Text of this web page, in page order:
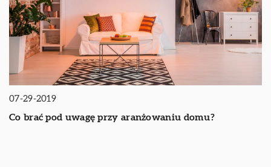
07-29-2019
Co brać pod uwagę przy aranżowaniu domu?